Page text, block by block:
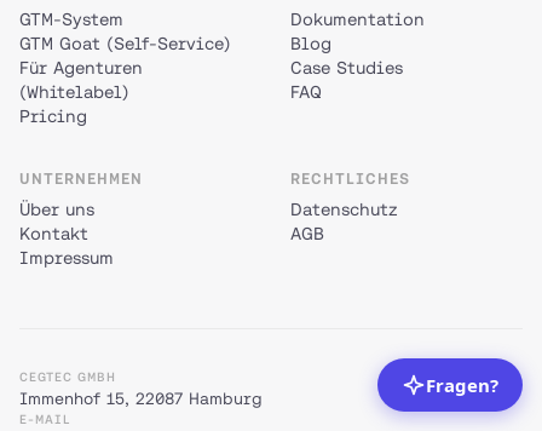
GTM-System
GTM Goat (Self-Service)
Für Agenturen
(Whitelabel)
Pricing
Dokumentation
Blog
Case Studies
FAQ
UNTERNEHMEN
Über uns
Kontakt
Impressum
RECHTLICHES
Datenschutz
AGB
CEGTEC GMBH
Immenhof 15, 22087 Hamburg
E-MAIL